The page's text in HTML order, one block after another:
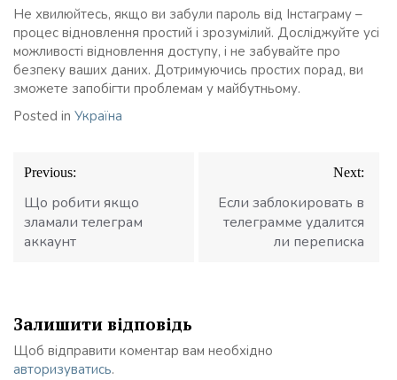
Не хвилюйтесь, якщо ви забули пароль від Інстаграму –
процес відновлення простий і зрозумілий. Досліджуйте усі
можливості відновлення доступу, і не забувайте про
безпеку ваших даних. Дотримуючись простих порад, ви
зможете запобігти проблемам у майбутньому.
Posted in Україна
Навігація
записів
Previous:
Що робити якщо
зламали телеграм
аккаунт
Next:
Если заблокировать в
телеграмме удалится
ли переписка
Залишити відповідь
Щоб відправити коментар вам необхідно
авторизуватись.